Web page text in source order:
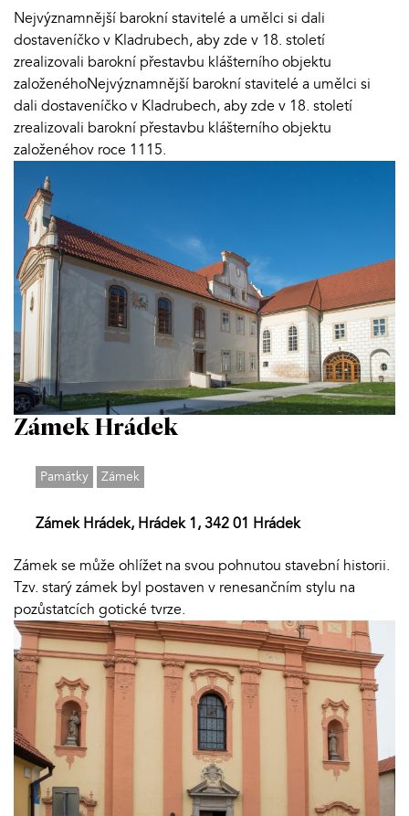
Nejvýznamnější barokní stavitelé a umělci si dali
dostaveníčko v Kladrubech, aby zde v 18. století
zrealizovali barokní přestavbu klášterního objektu
založenéhoNejvýznamnější barokní stavitelé a umělci si
dali dostaveníčko v Kladrubech, aby zde v 18. století
zrealizovali barokní přestavbu klášterního objektu
založenéhov roce 1115.
Zámek Hrádek
Památky Zámek
Zámek Hrádek, Hrádek 1, 342 01 Hrádek
Zámek se může ohlížet na svou pohnutou stavební historii.
Tzv. starý zámek byl postaven v renesančním stylu na
pozůstatcích gotické tvrze.